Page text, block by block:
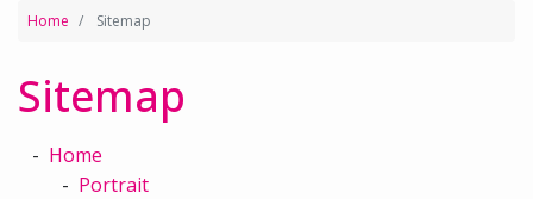
Home Sitemap
Sitemap
Home
Portrait